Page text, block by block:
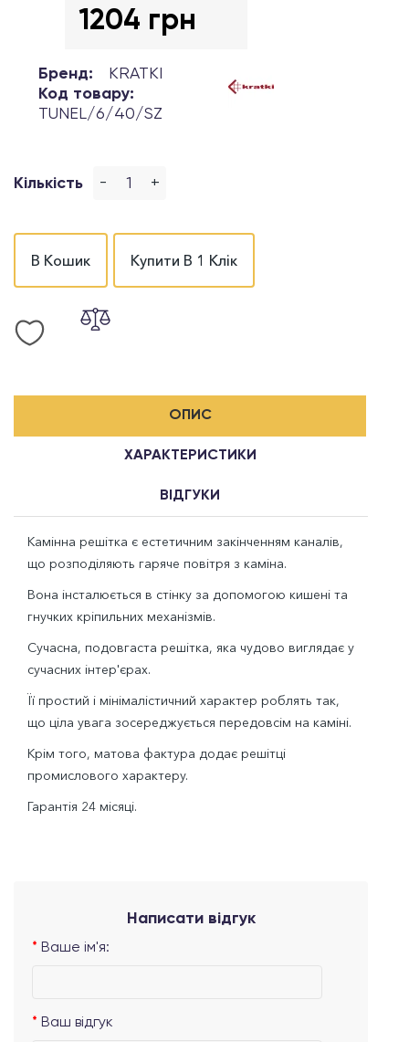
1204 грн
Бренд:
KRATKI
Код товару:
TUNEL/6/40/SZ
Кількість - +
В Кошик Купити В 1 Клік
ОПИС
ХАРАКТЕРИСТИКИ
ВІДГУКИ
Камінна решітка є естетичним закінченням каналів,
що розподіляють гаряче повітря з каміна.
Вона інсталюється в стінку за допомогою кишені та
гнучких кріпильних механізмів.
Сучасна, подовгаста решітка, яка чудово виглядає у
сучасних інтер'єрах.
Її простий і мінімалістичний характер роблять так,
що ціла увага зосереджується передовсім на каміні.
Крім того, матова фактура додає решітці
промислового характеру.
Гарантія 24 місяці.
Написати відгук
Ваше ім'я:
Ваш відгук